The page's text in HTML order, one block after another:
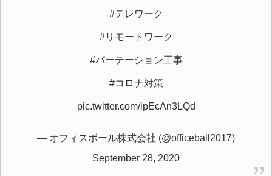
#テレワーク
#リモートワーク
#パーテーション工事
#コロナ対策
pic.twitter.com/ipEcAn3LQd
— オフィスボール株式会社 (@officeball2017)
September 28, 2020